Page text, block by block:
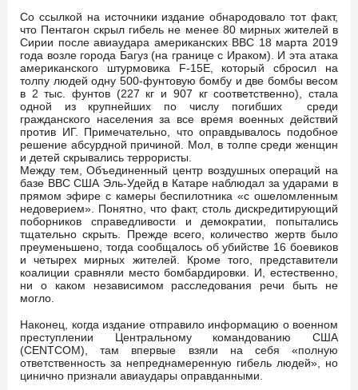
Со ссылкой на источники издание обнародовало тот факт,
что Пентагон скрыл гибель не менее 80 мирных жителей в
Сирии после авиаудара американских ВВС 18 марта 2019
года возле города Багуз (на границе с Ираком). И эта атака
американского штурмовика F-15E, который сбросил на
толпу людей одну 500-фунтовую бомбу и две бомбы весом
в 2 тыс. фунтов (227 кг и 907 кг соответственно), стала
одной из крупнейших по числу погибших среди
гражданского населения за все время военных действий
против ИГ. Примечательно, что оправдывалось подобное
решение абсурдной причиной. Мол, в толпе среди женщин
и детей скрывались террористы.
Между тем, Объединенный центр воздушных операций на
базе ВВС США Эль-Удейд в Катаре наблюдал за ударами в
прямом эфире с камеры беспилотника «с ошеломленным
недоверием». Понятно, что факт, столь дискредитирующий
поборников справедливости и демократии, попытались
тщательно скрыть. Прежде всего, количество жертв было
преуменьшено, тогда сообщалось об убийстве 16 боевиков
и четырех мирных жителей. Кроме того, представители
коалиции сравняли место бомбардировки. И, естественно,
ни о каком независимом расследования речи быть не
могло.
Наконец, когда издание отправило информацию о военном
преступлении Центральному командованию США
(CENTCOM), там впервые взяли на себя «полную
ответственность за непреднамеренную гибель людей», но
цинично признали авиаудары оправданными.